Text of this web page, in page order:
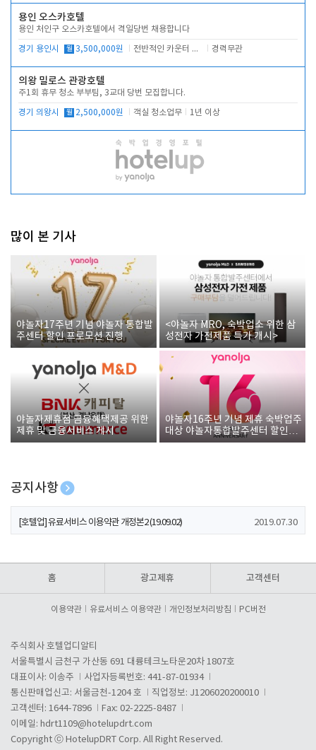
용인 오스카호텔
용인 처인구 오스카호텔에서 격일당번 채용합니다
경기 용인시 월 3,500,000원 전반적인 카운터 업무 경력무관
의왕 밀로스 관광호텔
주1회 휴무 청소 부부팀, 3교대 당번 모집합니다.
경기 의왕시 월 2,500,000원 객실 청소업무 1년 이상
많이 본 기사
야놀자17주년 기념 야놀자 통합발
주센터 할인 프로모션 진행
<야놀자 MRO, 숙박업소 위한 삼
성전자 가전제품 특가 개시>
야놀자제휴점 금융혜택제공 위한
제휴 및 금융서비스 게시
야놀자16주년 기념 제휴 숙박업주
대상 야놀자통합발주센터 할인쿠
폰 증정
공지사항
[호텔업] 개인정보 처리방침 개정본1 (19.09.02)
[호텔업] 유료서비스 이용약관 개정본2 (19.09.02) 2019.07.30
홈 광고제휴 고객센터
이용약관 유료서비스 이용약관 개인정보처리방침 PC버전
주식회사 호텔업디알티
서울특별시 금천구 가산동 691 대륭테크노타운20차 1807호
대표이사: 이송주
사업자등록번호: 441-87-01934
통신판매업신고: 서울금천-1204 호
직업정보: J1206020200010
고객센터: 1644-7896
Fax: 02-2225-8487
이메일: hdrt1109@hotelupdrt.com
Copyright ⓒ HotelupDRT Corp. All Right Reserved.